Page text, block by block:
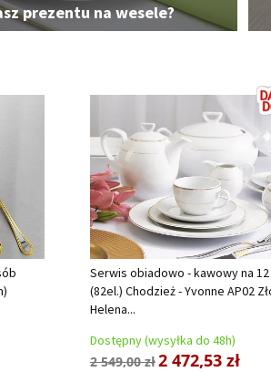
prezentu na wesele?
Serwis obiadowo - kawowy na
(82el.) Chodzież - Yvonne AP02
Helena...
Dostępny (wysyłka do 48h)
2 549,00 zł2 472,53 zł